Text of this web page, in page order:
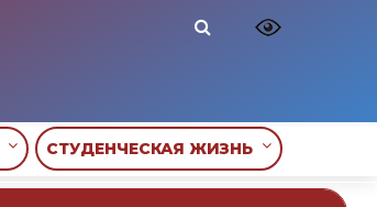
СТУДЕНЧЕСКАЯ ЖИЗНЬ